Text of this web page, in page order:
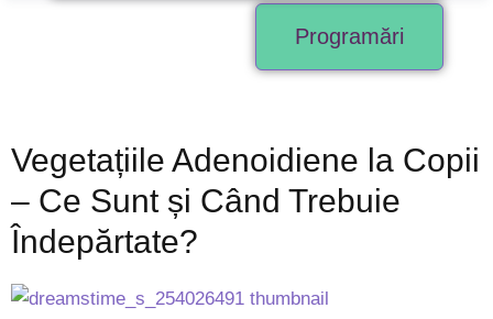
Programări
Vegetațiile Adenoidiene la Copii
– Ce Sunt și Când Trebuie
Îndepărtate?